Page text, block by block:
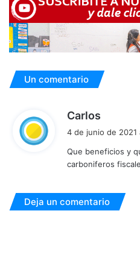
Un comentario
Carlos
e
:
4 de junio de 2021
Que beneficios y
carboniferos
Deja un comentario